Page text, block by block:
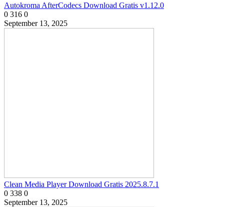
Autokroma AfterCodecs Download Gratis v1.12.0
0 316 0
September 13, 2025
Clean Media Player Download Gratis 2025.8.7.1
0 338 0
September 13, 2025